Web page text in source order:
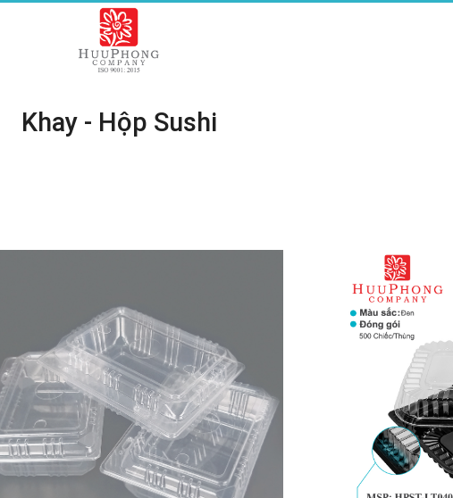
Khay - Hộp Sushi